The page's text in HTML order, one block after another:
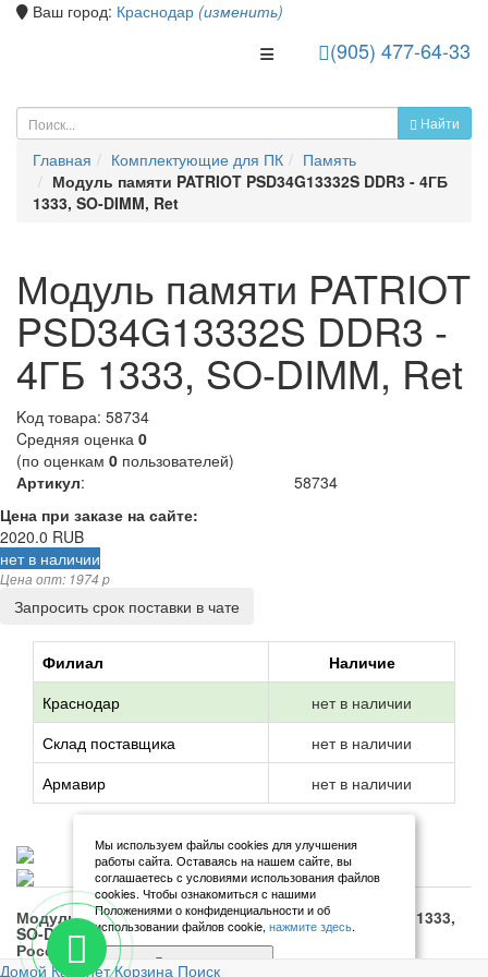
Ваш город: Краснодар (изменить)
(905) 477-64-33
Toggle Navigation
Найти
Главная Комплектующие для ПК
Память
Модуль памяти PATRIOT PSD34G13332S DDR3 - 4ГБ
1333, SO-DIMM, Ret
Модуль памяти PATRIOT
PSD34G13332S DDR3 -
4ГБ 1333, SO-DIMM, Ret
Kод товара: 58734
Cредняя оценка 0
(по оценкам 0 пользователей)
Артикул:
58734
Цена при заказе на сайте:
2020.0 RUB
нет в наличии
Цена опт: 1974 p
Запросить срок поставки в чате
Филиал
Наличие
Краснодар
нет в наличии
Склад поставщика
нет в наличии
Армавир
нет в наличии
Модуль памяти PATRIOT PSD34G13332S DDR3 - 4ГБ 1333,
SO-DIMM, Ret купить в Краснодаре с доставкой по
России.
Домой Кабинет Корзина Поиск
Мы используем файлы cookies для улучшения
работы сайта. Оставаясь на нашем сайте, вы
соглашаетесь с условиями использования файлов
cookies. Чтобы ознакомиться с нашими
Положениями о конфиденциальности и об
использовании файлов cookie,нажмите здесь.
Я согласен